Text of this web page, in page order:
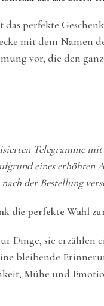
das perfekte
mit dem Namen
vor, die den
Telegramme
eines
der Bestellung
die perfekte Wahl
Dinge, sie
bleibende
Mühe und